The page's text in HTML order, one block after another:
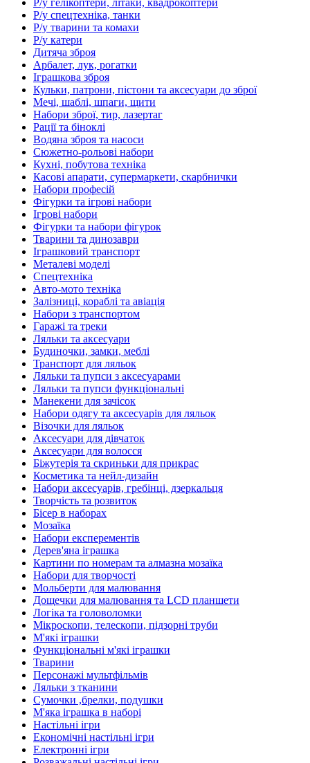
Р/у гелікоптери, літаки, квадрокоптери
Р/у спецтехніка, танки
Р/у тварини та комахи
Р/у катери
Дитяча зброя
Арбалет, лук, рогатки
Іграшкова зброя
Кульки, патрони, пістони та аксесуари до зброї
Мечі, шаблі, шпаги, щити
Набори зброї, тир, лазертаг
Рації та біноклі
Водяна зброя та насоси
Сюжетно-рольові набори
Кухні, побутова техніка
Касові апарати, супермаркети, скарбнички
Набори професій
Фігурки та ігрові набори
Ігрові набори
Фігурки та набори фігурок
Тварини та динозаври
Іграшковий транспорт
Металеві моделі
Спецтехніка
Авто-мото техніка
Залізниці, кораблі та авіація
Набори з транспортом
Гаражі та треки
Ляльки та аксесуари
Будиночки, замки, меблі
Транспорт для ляльок
Ляльки та пупси з аксесуарами
Ляльки та пупси функціональні
Манекени для зачісок
Набори одягу та аксесуарів для ляльок
Візочки для ляльок
Аксесуари для дівчаток
Аксесуари для волосся
Біжутерія та скриньки для прикрас
Косметика та нейл-дизайн
Набори аксесуарів, гребінці, дзеркальця
Творчість та розвиток
Бісер в наборах
Мозаїка
Набори експерементів
Дерев'яна іграшка
Картини по номерам та алмазна мозаїка
Набори для творчості
Мольберти для малювання
Дощечки для малювання та LCD планшети
Логіка та головоломки
Мікроскопи, телескопи, підзорні труби
М'які іграшки
Функціональні м'які іграшки
Тварини
Персонажі мультфільмів
Ляльки з тканини
Сумочки ,брелки, подушки
М'яка іграшка в наборі
Настільні ігри
Економічні настільні ігри
Електронні ігри